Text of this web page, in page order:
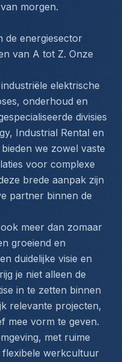
morgen.
de energiesector
van A tot Z. Onze
elektrische
onderhoud en
divisies
Industrial Rental en
we zowel vaste
voor complexe
brede aanpak zijn
partner binnen de
meer dan zomaar
groeiend en
duidelijke visie en
je niet alleen de
in te zetten binnen
relevante projecten,
mee vorm te geven.
met ruime
flexibele werkcultuur